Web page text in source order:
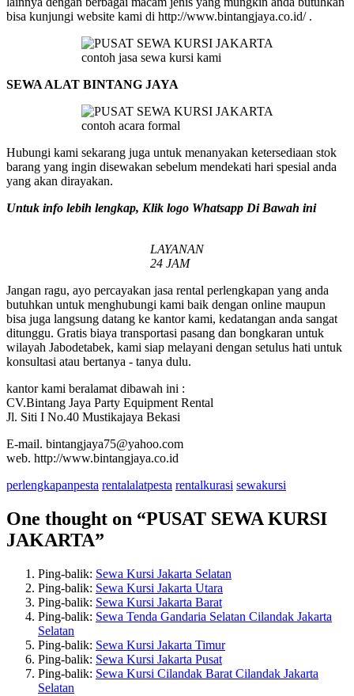
bisa kunjungi website kami di http://www.bintangjaya.co.id/ .
contoh jasa sewa kursi kami
SEWA ALAT BINTANG JAYA
contoh acara formal
Hubungi kami sekarang juga untuk menanyakan ketersediaan stok
barang yang ingin disewakan sebelum mendekati hari spesial anda
yang akan dirayakan.
Untuk info lebih lengkap, Klik logo Whatsapp Di Bawah ini
LAYANAN
24 JAM
Jangan ragu, ayo percayakan jasa rental perlengkapan yang anda
butuhkan untuk menghubungi kami baik dengan online maupun
bisa juga langsung datang ke kantor kami, kedatangan anda sangat
ditunggu. Gratis biaya transportasi pasang dan bongkaran untuk
wilayah Jabodetabek, kami siap melayani dengan setulus hati untuk
konsultasi atau bertanya - tanya dulu.
kantor kami beralamat dibawah ini :
CV.Bintang Jaya Party Equipment Rental
Jl. Siti I No.40 Mustikajaya Bekasi
E-mail. bintangjaya75@yahoo.com
web. http://www.bintangjaya.co.id
perlengkapanpesta rentalalatpesta rentalkurasi sewakursi
One thought on “PUSAT SEWA KURSI
JAKARTA”
Ping-balik: Sewa Kursi Jakarta Selatan
Ping-balik: Sewa Kursi Jakarta Utara
Ping-balik: Sewa Kursi Jakarta Barat
Ping-balik: Sewa Tenda Gandaria Selatan Cilandak Jakarta
Selatan
Ping-balik: Sewa Kursi Jakarta Timur
Ping-balik: Sewa Kursi Jakarta Pusat
Ping-balik: Sewa Kursi Cilandak Barat Cilandak Jakarta
Selatan